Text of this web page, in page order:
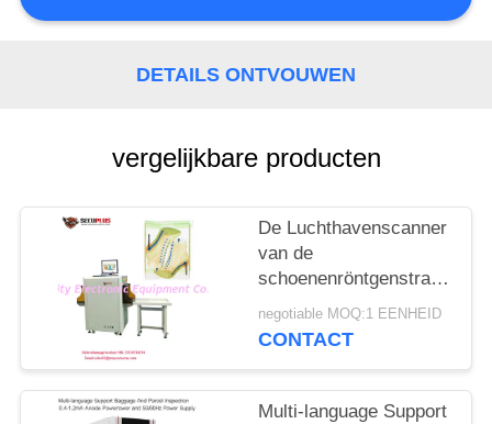
DETAILS ONTVOUWEN
vergelijkbare producten
De Luchthavenscanner
van de
schoenenröntgenstraal,
het Materiaal van het
Veiligheidsaftasten aan
negotiable MOQ:1 EENHEID
CONTACT
Multi-language Support